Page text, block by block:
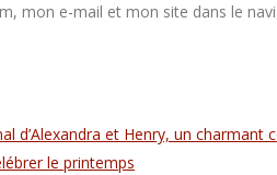
mon e-mail et mon site dans le
d’Alexandra et Henry, un charmant
le printemps